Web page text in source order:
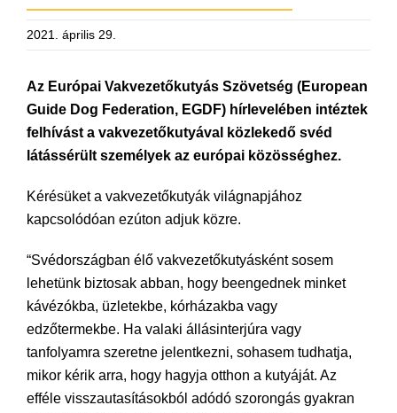
2021. április 29.
Az Európai Vakvezetőkutyás Szövetség (European
Guide Dog Federation, EGDF) hírlevelében intéztek
felhívást a vakvezetőkutyával közlekedő svéd
látássérült személyek az európai közösséghez.
Kérésüket a vakvezetőkutyák világnapjához
kapcsolódóan ezúton adjuk közre.
“Svédországban élő vakvezetőkutyásként sosem
lehetünk biztosak abban, hogy beengednek minket
kávézókba, üzletekbe, kórházakba vagy
edzőtermekbe. Ha valaki állásinterjúra vagy
tanfolyamra szeretne jelentkezni, sohasem tudhatja,
mikor kérik arra, hogy hagyja otthon a kutyáját. Az
efféle visszautasításokból adódó szorongás gyakran